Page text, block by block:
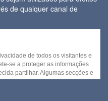
daquela informação e
de Dados (Regulamento (UE)
de 27 de abril de
de dados pessoais é a
de qualquer canal de
de todos os visitantes e
se a proteger as informações
partilhar. Algumas secções e
ser acedidas sem recurso a